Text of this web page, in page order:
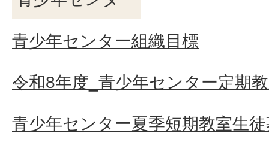
青少年センター組織目標
令和8年度_青少年センター定期
青少年センター夏季短期教室生